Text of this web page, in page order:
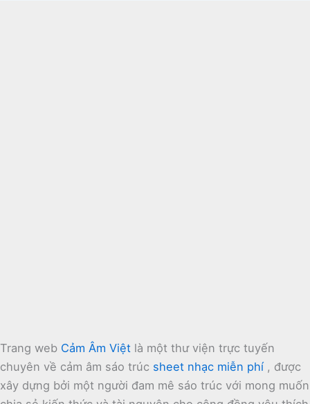
Trang web Cảm Âm Việt là một thư viện trực tuyến
chuyên về cảm âm sáo trúc sheet nhạc miễn phí , được
xây dựng bởi một người đam mê sáo trúc với mong muốn